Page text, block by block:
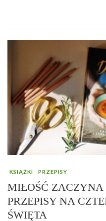
KSIĄŻKI PRZEPISY
MIŁOŚĆ ZACZYNA
PRZEPISY NA
ŚWIĘTA